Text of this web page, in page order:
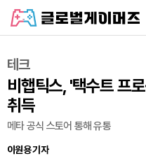
테크
비햅틱스, '택수트 프
취득
메타 공식 스토어 통해 유통
이원용 기자